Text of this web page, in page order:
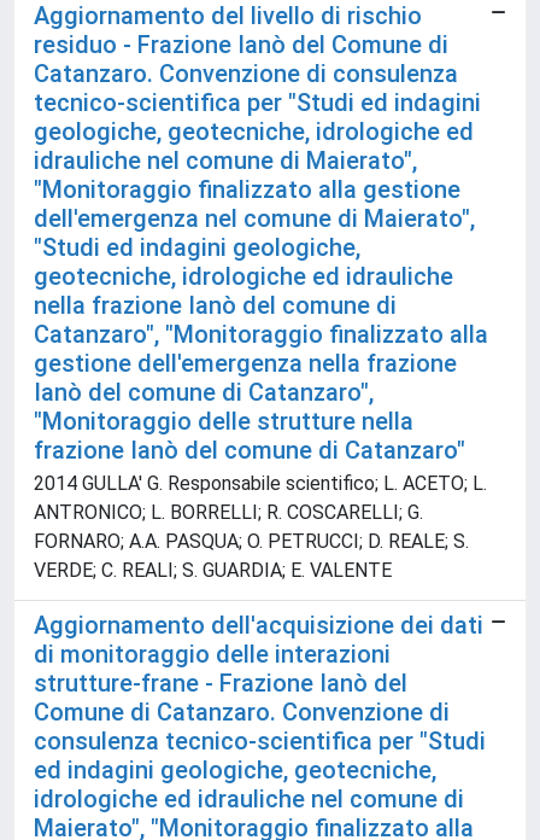
Aggiornamento del livello di rischio
residuo - Frazione Ianò del Comune di
Catanzaro. Convenzione di consulenza
tecnico-scientifica per "Studi ed indagini
geologiche, geotecniche, idrologiche ed
idrauliche nel comune di Maierato",
"Monitoraggio finalizzato alla gestione
dell'emergenza nel comune di Maierato",
"Studi ed indagini geologiche,
geotecniche, idrologiche ed idrauliche
nella frazione Ianò del comune di
Catanzaro", "Monitoraggio finalizzato alla
gestione dell'emergenza nella frazione
Ianò del comune di Catanzaro",
"Monitoraggio delle strutture nella
frazione Ianò del comune di Catanzaro"
2014 GULLA' G. Responsabile scientifico; L. ACETO; L.
ANTRONICO; L. BORRELLI; R. COSCARELLI; G.
FORNARO; A.A. PASQUA; O. PETRUCCI; D. REALE; S.
VERDE; C. REALI; S. GUARDIA; E. VALENTE
Aggiornamento dell'acquisizione dei dati
di monitoraggio delle interazioni
strutture-frane - Frazione Ianò del
Comune di Catanzaro. Convenzione di
consulenza tecnico-scientifica per "Studi
ed indagini geologiche, geotecniche,
idrologiche ed idrauliche nel comune di
Maierato", "Monitoraggio finalizzato alla